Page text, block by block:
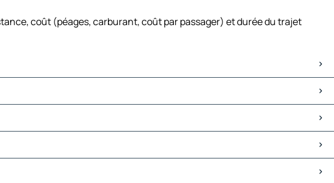
coût (péages, carburant, coût par passager) et durée du trajet